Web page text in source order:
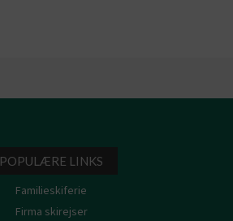
POPULÆRE LINKS
Familieskiferie
Firma skirejser